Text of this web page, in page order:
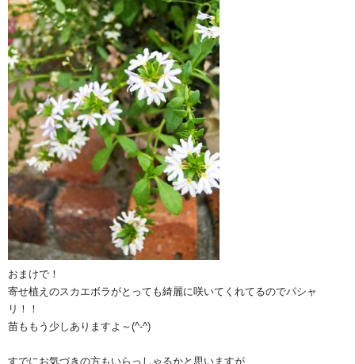
おまけで！
寄せ植えのスカエボラがとっても綺麗に咲いてくれてるのでパシャ
リ！！
苗ももう少しありますよ～(^-^)
すでにお気づきの方もいらっしゃるかと思いますが、